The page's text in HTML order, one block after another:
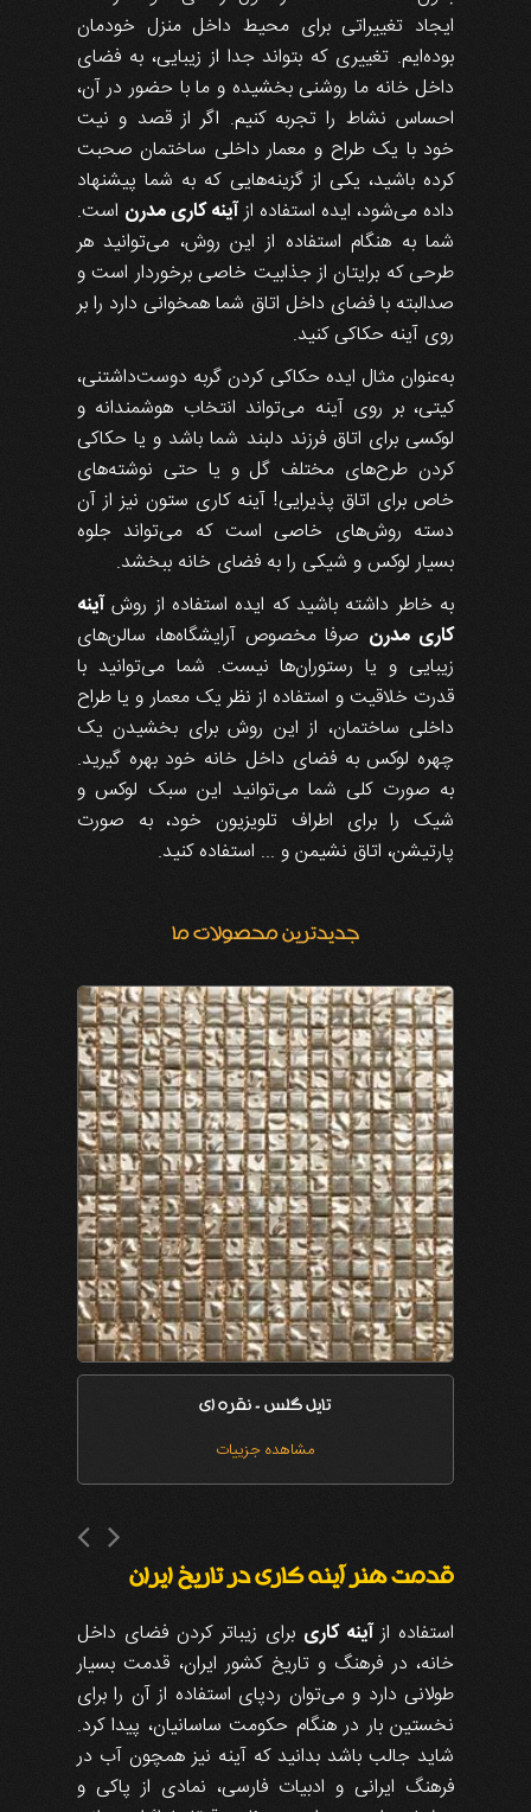
ایجاد تغییراتی برای محیط داخل منزل خودمان
بوده‌ایم. تغییری که بتواند جدا از زیبایی، به فضای
داخل خانه ما روشنی بخشیده و ما با حضور در آن،
احساس نشاط را تجربه کنیم. اگر از قصد و نیت
خود با یک طراح و معمار داخلی ساختمان صحبت
کرده باشید، یکی از گزینه‌هایی که به شما پیشنهاد
داده می‌شود، ایده استفاده ازآینه کاری مدرن است.
شما به هنگام استفاده از این روش، می‌توانید هر
طرحی که برایتان از جذابیت خاصی برخوردار است و
صدالبته با فضای داخل اتاق شما همخوانی دارد را بر
روی آینه حکاکی کنید.
به‌عنوان مثال ایده حکاکی کردن گربه دوست‌داشتنی،
کیتی، بر روی آینه می‌تواند انتخاب هوشمندانه و
لوکسی برای اتاق فرزند دلبند شما باشد و یا حکاکی
کردن طرح‌های مختلف گل و یا حتی نوشته‌های
خاص برای اتاق پذیرایی! آینه کاری ستون نیز از آن
دسته روش‌های خاصی است که می‌تواند جلوه
بسیار لوکس و شیکی را به فضای خانه ببخشد.
به خاطر داشته باشید که ایده استفاده از روشآینه
کاری مدرن صرفا مخصوص آرایشگاه‌ها، سالن‌های
زیبایی و یا رستوران‌ها نیست. شما می‌توانید با
قدرت خلاقیت و استفاده از نظر یک معمار و یا طراح
داخلی ساختمان، از این روش برای بخشیدن یک
چهره لوکس به فضای داخل خانه خود بهره گیرید.
به صورت کلی شما می‌توانید این سبک لوکس و
شیک را برای اطراف تلویزیون خود، به ‌صورت
پارتیشن، اتاق نشیمن و ... استفاده کنید.
جدیدترین محصولات ما
تایل گلس - نقره ای
مشاهده جزییات
قدمت هنر آینه کاری در تاریخ ایران
استفاده ازآینه کاری برای زیباتر کردن فضای داخل
خانه، در فرهنگ و تاریخ کشور ایران، قدمت بسیار
طولانی دارد و می‌توان ردپای استفاده از آن را برای
نخستین بار در هنگام حکومت ساسانیان، پیدا کرد.
شاید جالب باشد بدانید که آینه نیز همچون آب در
فرهنگ ایرانی و ادبیات فارسی، نمادی از پاکی و